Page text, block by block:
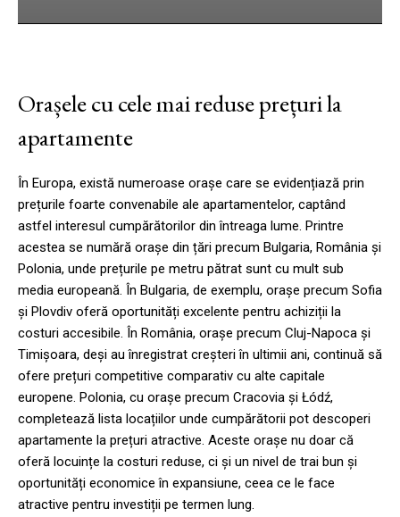
Orașele cu cele mai reduse prețuri la
apartamente
În Europa, există numeroase orașe care se evidențiază prin
prețurile foarte convenabile ale apartamentelor, captând
astfel interesul cumpărătorilor din întreaga lume. Printre
acestea se numără orașe din țări precum Bulgaria, România și
Polonia, unde prețurile pe metru pătrat sunt cu mult sub
media europeană. În Bulgaria, de exemplu, orașe precum Sofia
și Plovdiv oferă oportunități excelente pentru achiziții la
costuri accesibile. În România, orașe precum Cluj-Napoca și
Timișoara, deși au înregistrat creșteri în ultimii ani, continuă să
ofere prețuri competitive comparativ cu alte capitale
europene. Polonia, cu orașe precum Cracovia și Łódź,
completează lista locațiilor unde cumpărătorii pot descoperi
apartamente la prețuri atractive. Aceste orașe nu doar că
oferă locuințe la costuri reduse, ci și un nivel de trai bun și
oportunități economice în expansiune, ceea ce le face
atractive pentru investiții pe termen lung.